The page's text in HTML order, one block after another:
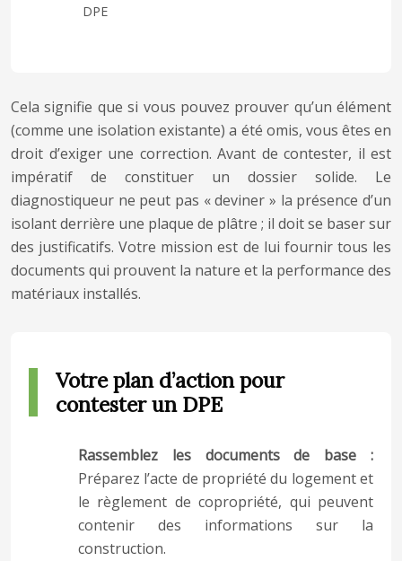
DPE
Cela signifie que si vous pouvez prouver qu’un élément
(comme une isolation existante) a été omis, vous êtes en
droit d’exiger une correction. Avant de contester, il est
impératif de constituer un dossier solide. Le
diagnostiqueur ne peut pas « deviner » la présence d’un
isolant derrière une plaque de plâtre ; il doit se baser sur
des justificatifs. Votre mission est de lui fournir tous les
documents qui prouvent la nature et la performance des
matériaux installés.
Votre plan d’action pour
contester un DPE
Rassemblez les documents de base :
Préparez l’acte de propriété du logement et
le règlement de copropriété, qui peuvent
contenir des informations sur la
construction.